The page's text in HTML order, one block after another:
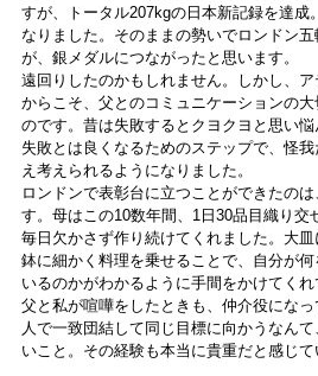
すが、トータル207kgの日本新記録を達成
なりました。そのままの勢いでロンドン
が、銀メダルにつながったと思います。
遠回りしたのかもしれません。しかし、
からこそ、父とのコミュニケーションの
のです。昔は失敗するとクヨクヨと思い
失敗とは良くなるためのステップで、怪
え考えられるようになりました。
ロンドンで表彰台に立つことができたの
す。母はこの10数年間、1日30品目織り交
毎日欠かさず作り続けてくれました。大
鉢に細かく料理を乗せることで、自分が
いるのかがわかるように手間をかけてくれ
父と私が喧嘩をしたときも、仲介役にな
人で一致団結して同じ目標に向かうなん
いこと。その経験も本当に貴重だと感じて